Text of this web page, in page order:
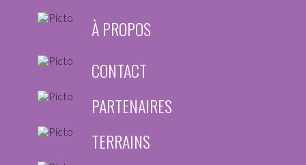
À PROPOS
CONTACT
PARTENAIRES
TERRAINS